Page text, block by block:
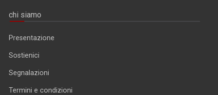
chi siamo
Presentazione
Sostienici
Segnalazioni
Termini e condizioni